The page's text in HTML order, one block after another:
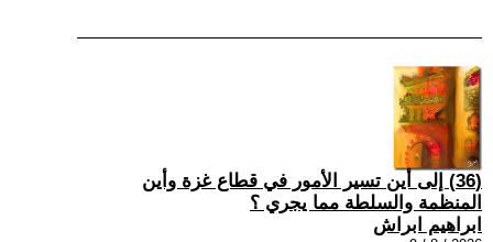
(36) إلى أين تسير الأمور في قطاع غزة وأين
المنظمة والسلطة مما يجري ؟
ابراهيم ابراش